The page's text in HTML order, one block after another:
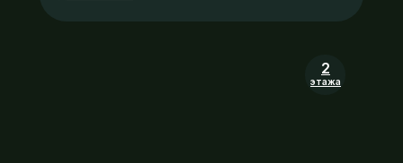
этажа
2